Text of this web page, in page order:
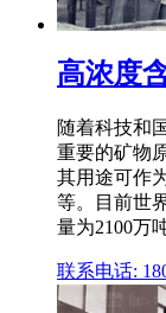
高浓度
随着科技和
重要的矿物
其用途可作
等。目前世
量为2100万
联系电话: